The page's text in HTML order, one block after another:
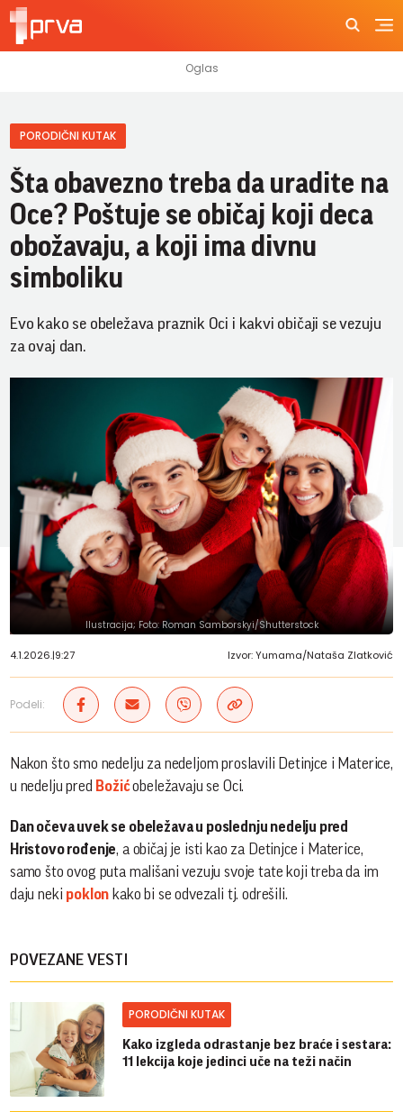
PORODIČNI KUTAK
Šta obavezno treba da uradite na
Oce? Poštuje se običaj koji deca
obožavaju, a koji ima divnu
simboliku
Evo kako se obeležava praznik Oci i kakvi običaji se vezuju
za ovaj dan.
Ilustracija; Foto: Roman Samborskyi/Shutterstock
4.1.2026.|9:27 Izvor: Yumama/Nataša Zlatković
Podeli:
Nakon što smo nedelju za nedeljom proslavili Detinjce i Materice,
u nedelju pred Božićobeležavaju se Oci.
Dan očeva uvek se obeležava u poslednju nedelju pred
Hristovo rođenje, a običaj je isti kao za Detinjce i Materice,
samo što ovog puta mališani vezuju svoje tate koji treba da im
daju neki poklon kako bi se odvezali tj. odrešili.
POVEZANE VESTI
PORODIČNI KUTAK
Kako izgleda odrastanje bez braće i sestara:
11 lekcija koje jedinci uče na teži način